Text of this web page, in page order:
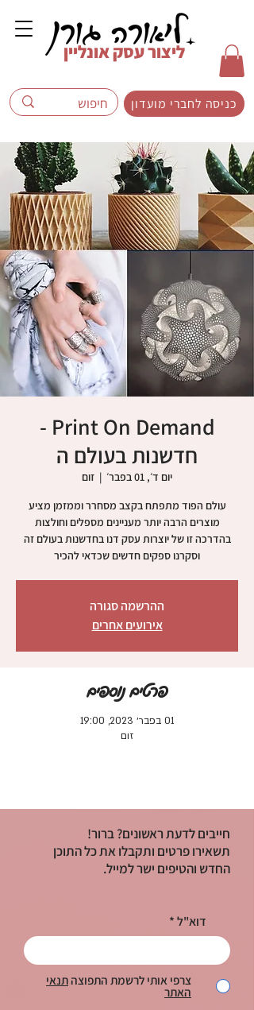
כניסה לחברי מועדון
ליצור עסק אונליין
Print On Demand -
חדשנות בעולם ה
יום ד׳, 01 בפבר׳
  |
זום
עולם הפוד מתפתח בקצב מסחרר וממזמן מציע
בהדרכה זו של יוצרות עסק דנו בחדשנות בעולם זה
וסקרנו ספקים חדשים שכדאי להכיר
ההרשמה סגורה
אירועים אחרים
פרטים נוספים
01 בפבר׳ 2023, 19:00
זום
חייבים לדעת ראשונים? ברור!
תשאירו פרטים ותקבלו את כל התוכן
החדש והטיפים ישר למייל.
דוא"ל
צרפי אותי לרשמת התפוצהתנאי
האתר